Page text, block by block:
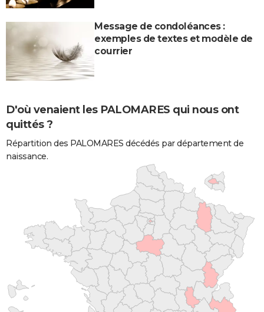
Message de condoléances :
exemples de textes et modèle de
courrier
D'où venaient les PALOMARES qui nous ont
quittés ?
Répartition des PALOMARES décédés par département de
naissance.